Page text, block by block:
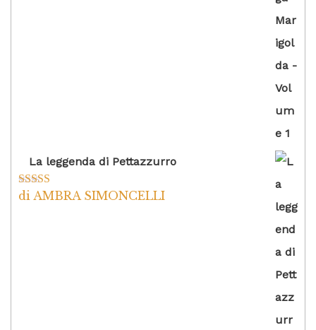
La leggenda di Pettazzurro
Valutato5su
di AMBRA SIMONCELLI